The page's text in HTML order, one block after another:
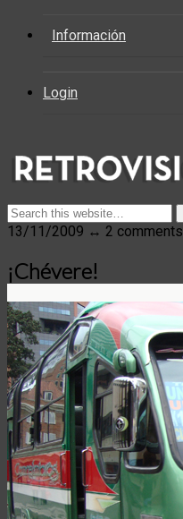
Información
Login
13/11/2009 ↔ 2 comments
¡Chévere!